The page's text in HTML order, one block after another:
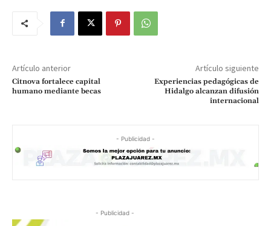
Artículo anterior
Citnova fortalece capital
humano mediante becas
Artículo siguiente
Experiencias pedagógicas de
Hidalgo alcanzan difusión
internacional
- Publicidad -
- Publicidad -